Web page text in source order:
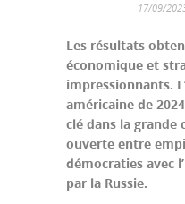
17/09/
Les résultats
économique et
impressionnants.
américaine de
clé dans la grande
ouverte entre
démocraties avec
par la Russie.